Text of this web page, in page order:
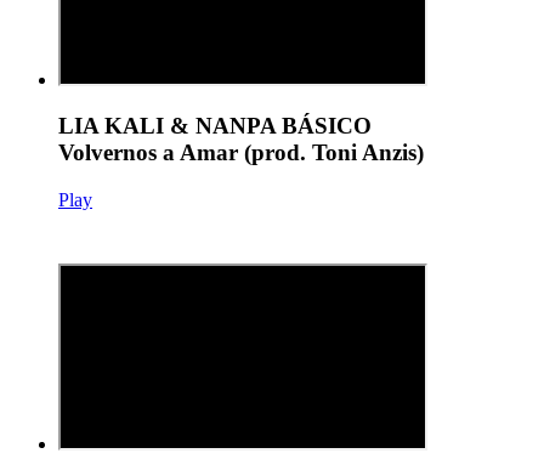
LIA KALI & NANPA BÁSICO
Volvernos a Amar (prod. Toni Anzis)
Play